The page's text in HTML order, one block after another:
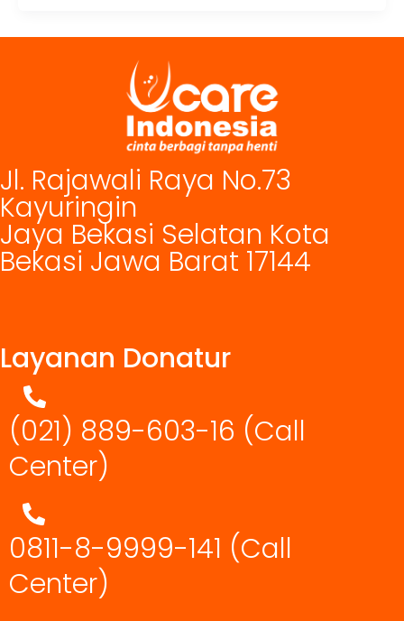
Jl. Rajawali Raya No.73
Kayuringin
Jaya Bekasi Selatan Kota
Bekasi Jawa Barat 17144
Layanan Donatur
(021) 889-603-16 (Call
Center)
0811-8-9999-141 (Call
Center)